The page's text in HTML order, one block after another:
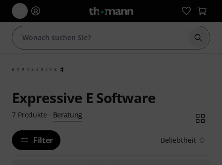
Suche
Expressive E Software
7 Produkte · Beratung
Filter Beliebtheit